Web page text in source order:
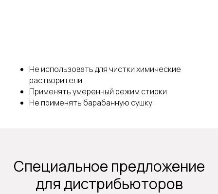
Не использовать для чистки химические
растворители
Применять умеренный режим стирки
Не применять барабанную сушку
Специальное предложение
для дистрибьюторов